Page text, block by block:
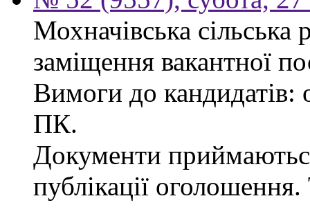
Мохначівська
заміщення вакантної
Вимоги до кандидатів:
ПК.
Документи
публікації